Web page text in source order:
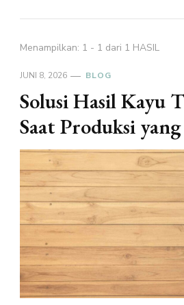
Menampilkan: 1 - 1 dari 1 HASIL
JUNI 8, 2026 BLOG
Solusi Hasil Kayu
Saat Produksi